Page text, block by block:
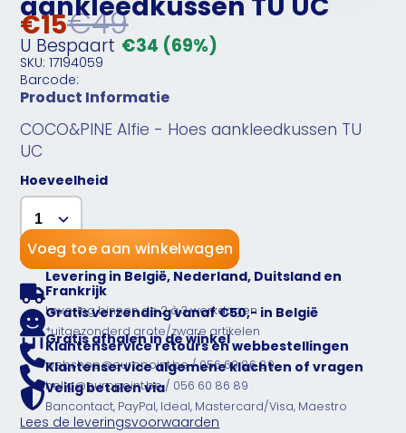
€15€49
U Bespaart €34 (69%)
SKU: 17194059
Barcode:
Product Informatie
COCO&PINE Alfie - Hoes aankleedkussen TU
UC
Hoeveelheid
Voeg toe aan winkelwagen
Levering in België, Nederland, Duitsland en
Frankrijk
Levering binnen de 2 à 3 werkdagen
Gratis verzending vanaf €50,- in België
*uitgezonderd grote/zware artikelen
Gratis afhalen in de winkel
Klantenservice retours en webbestellingen
webshop@europoint.be / 056 60 86 89
Klantenservice algemene klachten of vragen
hello@europoint.be / 056 60 86 89
Veilig betalen via
Bancontact, PayPal, Ideal, Mastercard/Visa, Maestro
Lees de leveringsvoorwaarden